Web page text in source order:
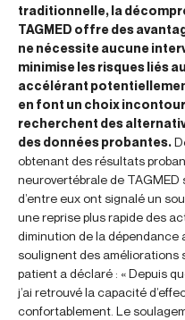
traditionnelle, la
TAGMED offre des
ne nécessite aucune
minimise les risques liés
accélérant
en font un choix
recherchent des
des données probantes.
obtenant des résultats
neurovertébrale de
d’entre eux ont signalé un
une reprise plus rapide des
diminution de la dépendance
soulignent des améliorations
patient a déclaré : « Depuis
j’ai retrouvé la capacité
confortablement. Le